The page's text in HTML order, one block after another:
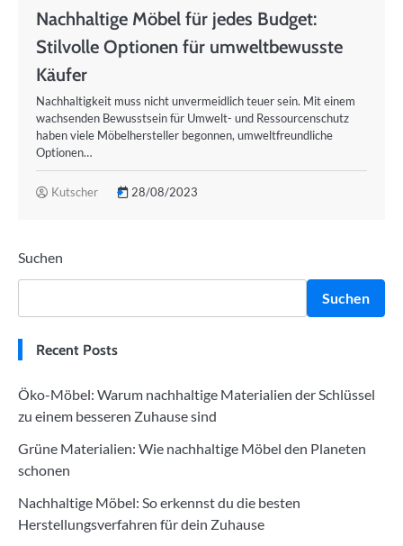
Nachhaltige Möbel für jedes Budget:
Stilvolle Optionen für umweltbewusste
Käufer
Nachhaltigkeit muss nicht unvermeidlich teuer sein. Mit einem
wachsenden Bewusstsein für Umwelt- und Ressourcenschutz
haben viele Möbelhersteller begonnen, umweltfreundliche
Optionen…
Kutscher 28/08/2023
Suchen
Suchen
Recent Posts
Öko-Möbel: Warum nachhaltige Materialien der Schlüssel
zu einem besseren Zuhause sind
Grüne Materialien: Wie nachhaltige Möbel den Planeten
schonen
Nachhaltige Möbel: So erkennst du die besten
Herstellungsverfahren für dein Zuhause